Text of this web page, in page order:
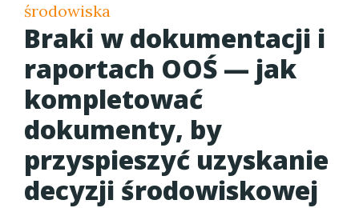
środowiska
Braki w dokumentacji i
raportach OOŚ — jak
kompletować
dokumenty, by
przyspieszyć uzyskanie
decyzji środowiskowej